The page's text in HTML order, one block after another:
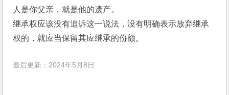
人是你父亲，就是他的遗产。
继承权应该没有追诉这一说法，没有明确表示放弃继承
权的，就应当保留其应继承的份额。
最后更新：2024年5月8日